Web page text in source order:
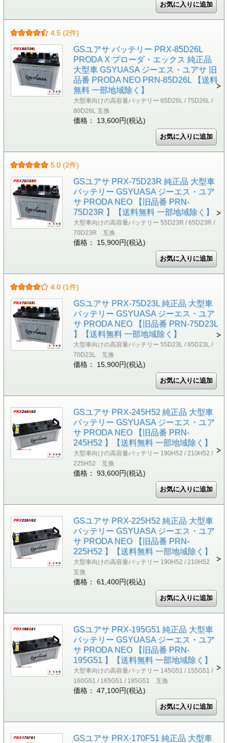
4.5 (2件)
GSユアサ バッテリー PRX-85D26L
PRODA X プローダ・エックス 純正品
大型車 GSYUASA ジーエス・ユアサ 旧
品番 PRODA NEO PRN-85D26L 【送料
無料 一部地域除く】
大型車向けの高容量バッテリー 65D26L / 75D26L /
80D26L 互換
価格： 13,600円(税込)
5.0 (2件)
GSユアサ PRX-75D23R 純正品 大型車
バッテリー GSYUASA ジーエス・ユア
サ PRODA NEO 【旧品番 PRN-
75D23R 】【送料無料 一部地域除く】
大型車向けの高容量バッテリー 55D23R / 65D23R /
70D23R 互換
価格： 15,900円(税込)
4.0 (1件)
GSユアサ PRX-75D23L 純正品 大型車
バッテリー GSYUASA ジーエス・ユア
サ PRODA NEO 【旧品番 PRN-75D23L
】【送料無料 一部地域除く】
大型車向けの高容量バッテリー 55D23L / 65D23L /
70D23L 互換
価格： 15,900円(税込)
GSユアサ PRX-245H52 純正品 大型車
バッテリー GSYUASA ジーエス・ユア
サ PRODA NEO 【旧品番 PRN-
245H52 】【送料無料 一部地域除く】
大型車向けの高容量バッテリー 190H52 / 210H52 /
225H52 互換
価格： 93,600円(税込)
GSユアサ PRX-225H52 純正品 大型車
バッテリー GSYUASA ジーエス・ユア
サ PRODA NEO 【旧品番 PRN-
225H52 】【送料無料 一部地域除く】
大型車向けの高容量バッテリー 190H52 / 210H52
互換
価格： 61,400円(税込)
GSユアサ PRX-195G51 純正品 大型車
バッテリー GSYUASA ジーエス・ユア
サ PRODA NEO 【旧品番 PRN-
195G51 】【送料無料 一部地域除く】
大型車向けの高容量バッテリー 145G51 / 155G51 /
160G51 / 165G51 / 185G51 互換
価格： 47,100円(税込)
GSユアサ PRX-170F51 純正品 大型車